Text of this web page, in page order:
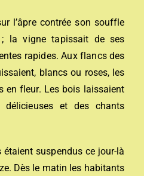
l’âpre contrée son souffle
la vigne tapissait de ses
rapides. Aux flancs des
blancs ou roses, les
en fleur. Les bois laissaient
délicieuses et des chants
suspendus ce jour-là
Dès le matin les habitants